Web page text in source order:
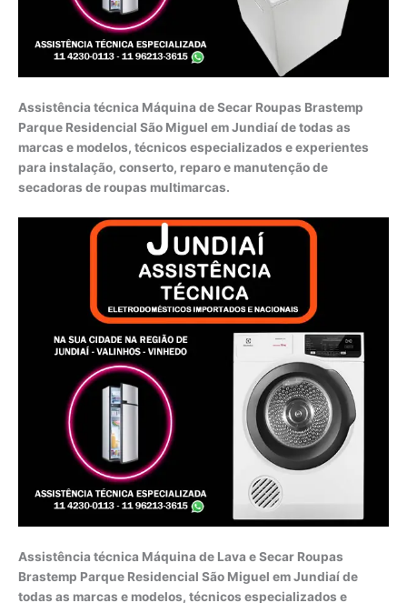
Assistência técnica Máquina de Secar Roupas Brastemp
Parque Residencial São Miguel em Jundiaí de todas as
marcas e modelos, técnicos especializados e experientes
para instalação, conserto, reparo e manutenção de
secadoras de roupas multimarcas.
Assistência técnica Máquina de Lava e Secar Roupas
Brastemp Parque Residencial São Miguel em Jundiaí de
todas as marcas e modelos, técnicos especializados e